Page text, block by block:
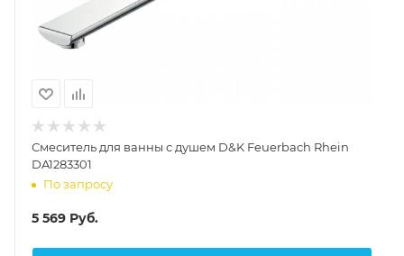
Смеситель для ванны с душем D&K Feuerbach Rhein
DA1283301
По запросу
5 569 Руб.